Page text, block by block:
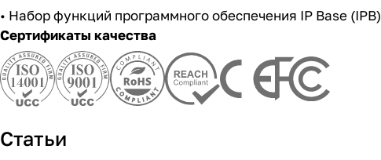
• Набор функций программного обеспечения IP Base (IPB)
Сертификаты качества
Статьи